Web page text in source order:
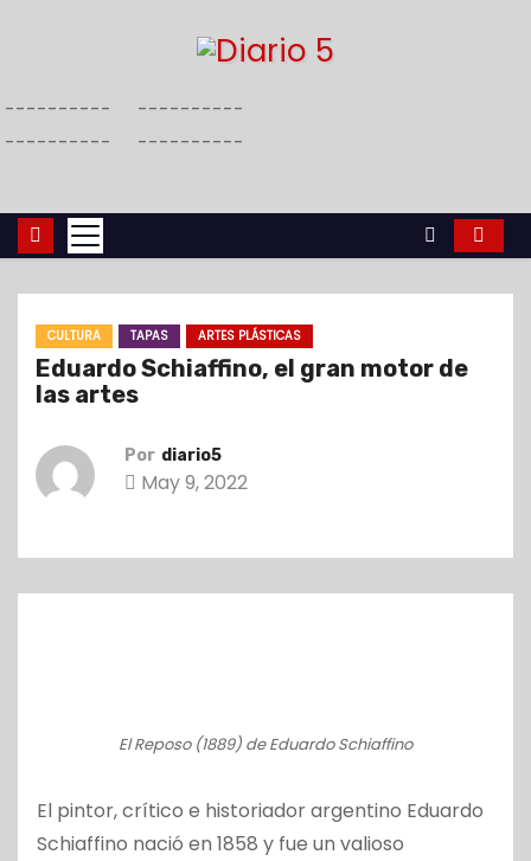
t
a
a
----------
----------
----------
----------
CULTURA TAPAS ARTES PLÁSTICAS
Eduardo Schiaffino, el gran motor de
las artes
Por diario5
May 9, 2022
El Reposo (1889) de Eduardo Schiaffino
El pintor, crítico e historiador argentino Eduardo
Schiaffino nació en 1858 y fue un valioso